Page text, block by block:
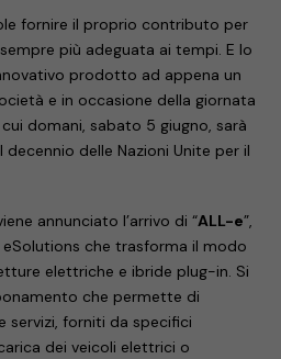
fornire il proprio contributo per
più adeguata ai tempi. E lo
prodotto ad appena un
e in occasione della giornata
domani, sabato 5 giugno, sarà
delle Nazioni Unite per il
annunciato l’arrivo di “ALL-e”,
che trasforma il modo
elettriche e ibride plug-in. Si
che permette di
servizi, forniti da specifici
dei veicoli elettrici o